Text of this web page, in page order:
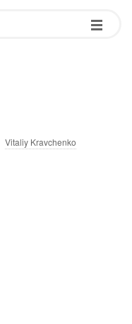
Vitaliy Kravchenko